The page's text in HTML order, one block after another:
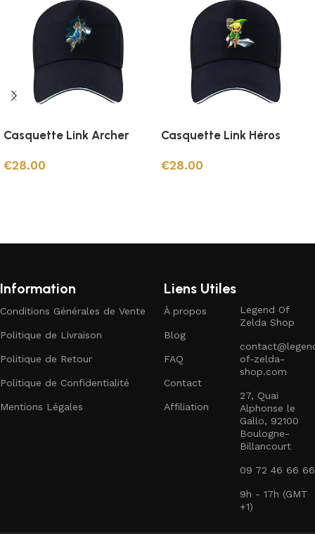
Casquette Link Archer
€28.00
Casquette Link Héros
€28.00
Information
Conditions Générales de Vente
Politique de Livraison
Politique de Retour
Politique de Confidentialité
Mentions Légales
Liens Utiles
À propos
Blog
FAQ
Contact
Affiliation
Legend Of
Zelda Shop
of-zelda-
shop.com
27, Quai
Alphonse le
Gallo, 92100
Boulogne-
Billancourt
09 72 46 66 66
9h - 17h (GMT
+1)